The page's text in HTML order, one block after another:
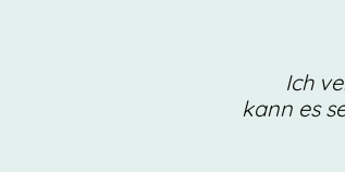
Ich
kann es